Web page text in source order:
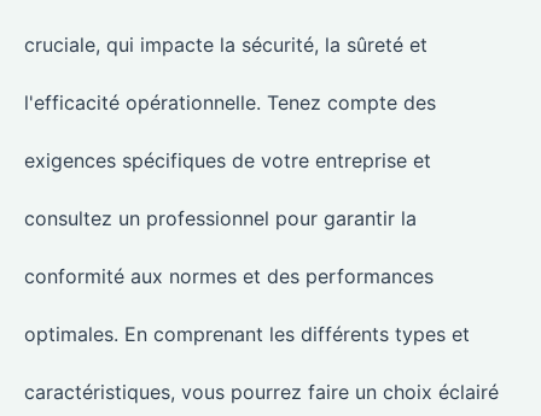
cruciale, qui impacte la sécurité, la sûreté et
l'efficacité opérationnelle. Tenez compte des
exigences spécifiques de votre entreprise et
consultez un professionnel pour garantir la
conformité aux normes et des performances
optimales. En comprenant les différents types et
caractéristiques, vous pourrez faire un choix éclairé